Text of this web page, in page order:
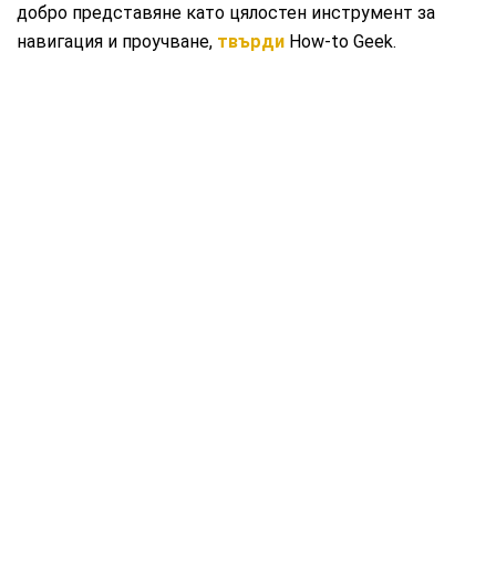
добро представяне като цялостен инструмент за
навигация и проучване, твърди How-to Geek.